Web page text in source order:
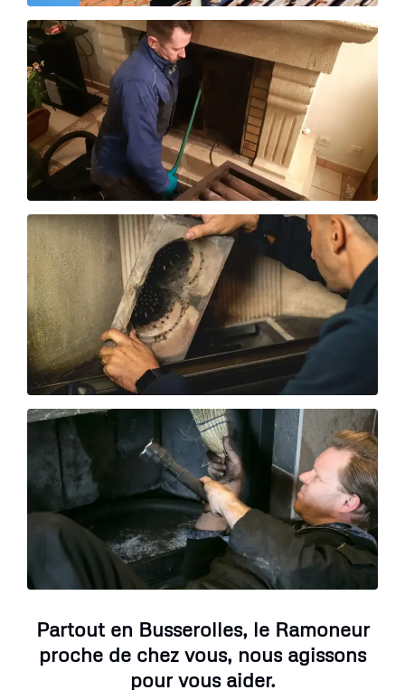
Partout en Busserolles, le Ramoneur
proche de chez vous, nous agissons
pour vous aider.